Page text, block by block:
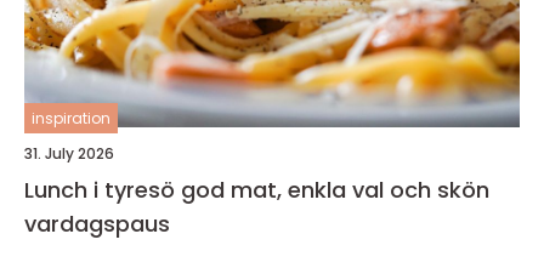
inspiration
31. July 2026
Lunch i tyresö god mat, enkla val och skön
vardagspaus